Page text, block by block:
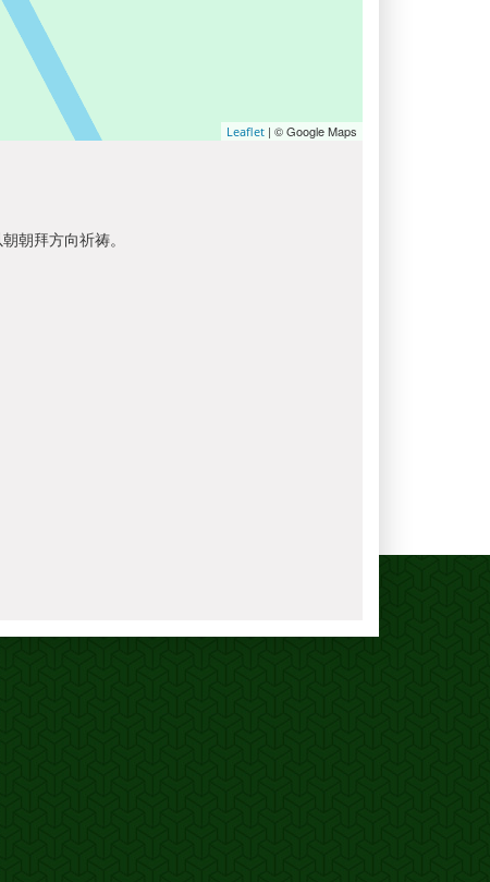
Leaflet | © Google Maps
朝拜方向祈祷。